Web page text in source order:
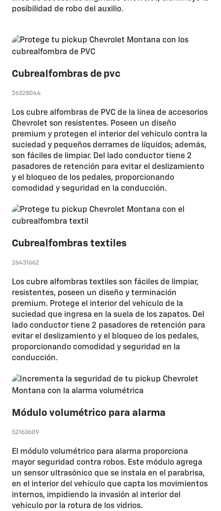
posibilidad de robo del auxilio.
Cubrealfombras de pvc
26328044
Los cubre alfombras de PVC de la línea de accesorios
Chevrolet son resistentes. Poseen un diseño
premium y protegen el interior del vehículo contra la
suciedad y pequeños derrames de líquidos; además,
son fáciles de limpiar. Del lado conductor tiene 2
pasadores de retención para evitar el deslizamiento
y el bloqueo de los pedales, proporcionando
comodidad y seguridad en la conducción.
Cubrealfombras textiles
26431662
Los cubre alfombras textiles son fáciles de limpiar,
resistentes, poseen un diseño y terminación
premium. Protege el interior del vehículo de la
suciedad que ingresa en la suela de los zapatos. Del
lado conductor tiene 2 pasadores de retención para
evitar el deslizamiento y el bloqueo de los pedales,
proporcionando comodidad y seguridad en la
conducción.
Módulo volumétrico para alarma
52163609
El módulo volumétrico para alarma proporciona
mayor seguridad contra robos. Este módulo agrega
un sensor ultrasónico que se instala en el parabrisa,
en el interior del vehículo que capta los movimientos
internos, impidiendo la invasión al interior del
vehículo por la rotura de los vidrios.